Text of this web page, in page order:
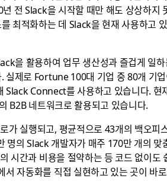
전 Slack을 시작할 때만 해도 상상하지
최적화하는 데 Slack을 현재 사용하고
을 활용하여 업무 생산성과 즐겁게 일
실제로 Fortune 100대 기업 중 80개 기
Slack Connect를 사용하고 있습니다. 현
B2B 네트워크로 활용되고 있습니다.
가 실행되고, 평균적으로 43개의 백오피
명의 Slack 개발자가 매주 170만 개의 맞
시간과 비용을 절약하는 등 코드 없이도
서 자동화를 직접 실현하고 있는 곳이 바로